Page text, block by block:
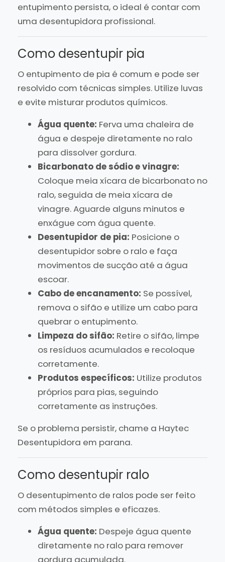
entupimento persista, o ideal é contar com
uma desentupidora profissional.
Como desentupir pia
O entupimento de pia é comum e pode ser
resolvido com técnicas simples. Utilize luvas
e evite misturar produtos químicos.
Água quente: Ferva uma chaleira de
água e despeje diretamente no ralo
para dissolver gordura.
Bicarbonato de sódio e vinagre:
Coloque meia xícara de bicarbonato no
ralo, seguida de meia xícara de
vinagre. Aguarde alguns minutos e
enxágue com água quente.
Desentupidor de pia: Posicione o
desentupidor sobre o ralo e faça
movimentos de sucção até a água
escoar.
Cabo de encanamento: Se possível,
remova o sifão e utilize um cabo para
quebrar o entupimento.
Limpeza do sifão: Retire o sifão, limpe
os resíduos acumulados e recoloque
corretamente.
Produtos específicos: Utilize produtos
próprios para pias, seguindo
corretamente as instruções.
Se o problema persistir, chame a Haytec
Desentupidora em parana.
Como desentupir ralo
O desentupimento de ralos pode ser feito
com métodos simples e eficazes.
Água quente: Despeje água quente
diretamente no ralo para remover